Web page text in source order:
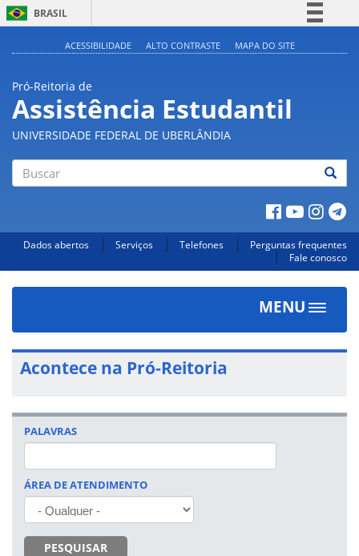
BRASIL
Acesso à informação
Legislação
Canais
ACESSIBILIDADE ALTO CONTRASTE MAPA DO SITE
Pró-Reitoria de
Assistência Estudantil
UNIVERSIDADE FEDERAL DE UBERLÂNDIA
Dados abertos Serviços Telefones
Perguntas frequentes
Fale conosco
MENU
Toggle
Acontece na Pró-Reitoria
PALAVRAS
ÁREA DE ATENDIMENTO
PESQUISAR